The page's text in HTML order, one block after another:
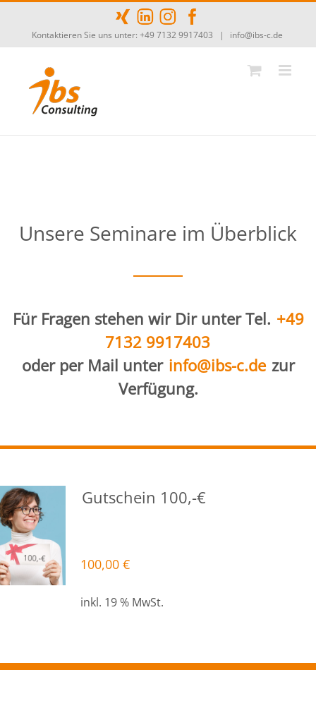
Inhalt
springen
Kontaktieren Sie uns unter: +49 7132 9917403 | info@ibs-c.de
Unsere Seminare im Überblick
Für Fragen stehen wir Dir unter Tel. +49
7132 9917403
oder per Mail unter info@ibs-c.de zur
Verfügung.
Gutschein 100,-€
100,00€
inkl. 19 % MwSt.